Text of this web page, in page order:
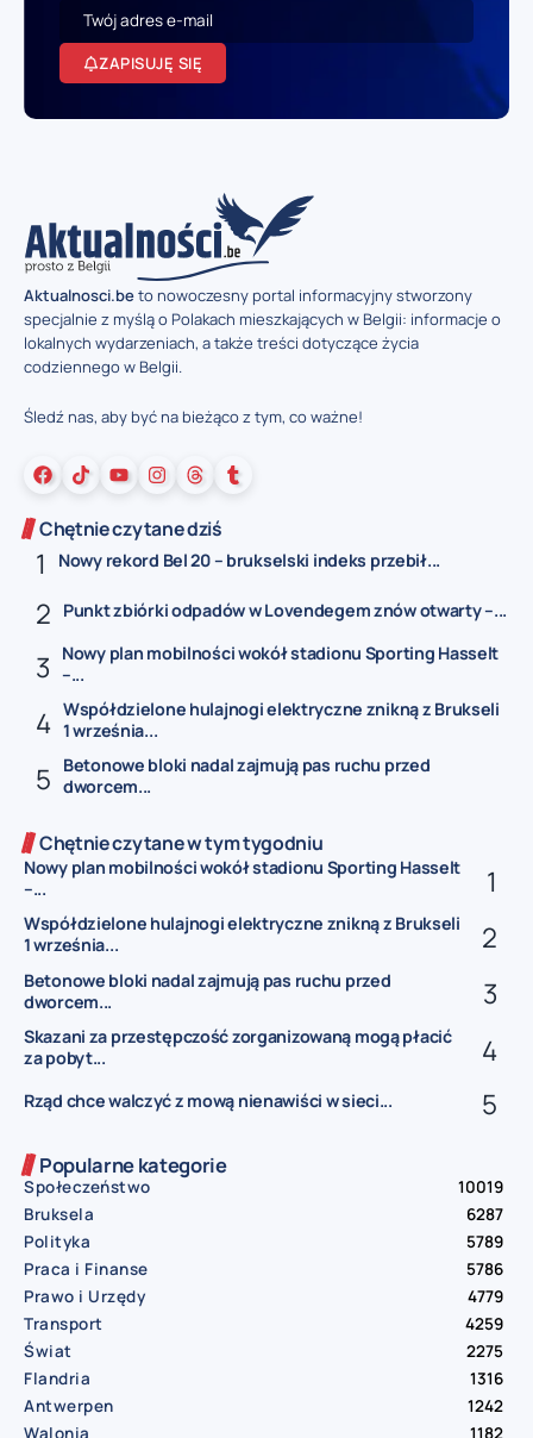
ZAPISUJĘ SIĘ
Aktualnosci.beto nowoczesny portal informacyjny stworzony
specjalnie z myślą o Polakach mieszkających w Belgii: informacje o
lokalnych wydarzeniach, a także treści dotyczące życia
codziennego w Belgii.
Śledź nas, aby być na bieżąco z tym, co ważne!
Chętnie czytane dziś
Nowy rekord Bel 20 – brukselski indeks przebił...
Punkt zbiórki odpadów w Lovendegem znów otwarty –...
Nowy plan mobilności wokół stadionu Sporting Hasselt
–...
Współdzielone hulajnogi elektryczne znikną z Brukseli
1 września...
Betonowe bloki nadal zajmują pas ruchu przed
dworcem...
Chętnie czytane w tym tygodniu
Nowy plan mobilności wokół stadionu Sporting Hasselt
–...
Współdzielone hulajnogi elektryczne znikną z Brukseli
1 września...
Betonowe bloki nadal zajmują pas ruchu przed
dworcem...
Skazani za przestępczość zorganizowaną mogą płacić
za pobyt...
Rząd chce walczyć z mową nienawiści w sieci...
Popularne kategorie
Społeczeństwo
10019
Bruksela
6287
Polityka
5789
Praca i Finanse
5786
Prawo i Urzędy
4779
Transport
4259
Świat
2275
Flandria
1316
Antwerpen
1242
Walonia
1182